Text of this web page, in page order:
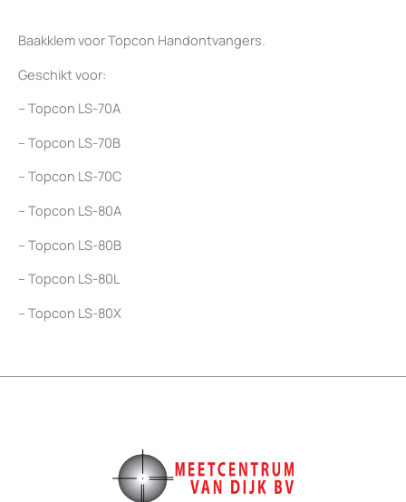
Baakklem voor Topcon Handontvangers.
Geschikt voor:
– Topcon LS-70A
– Topcon LS-70B
– Topcon LS-70C
– Topcon LS-80A
– Topcon LS-80B
– Topcon LS-80L
– Topcon LS-80X